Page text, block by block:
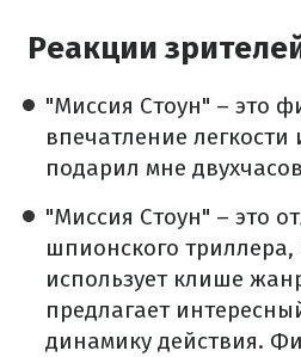
Реакции
"Миссия Стоун" – это
впечатление
подарил мне
"Миссия Стоун" – это
шпионского триллера,
использует клише
предлагает
динамику действия.